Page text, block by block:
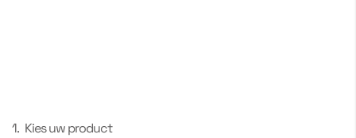
1. Kies uw product